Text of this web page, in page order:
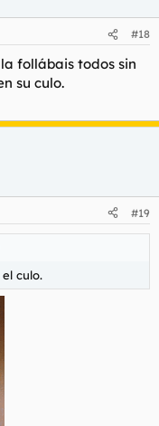
#18
follábais todos sin
su culo.
#19
culo.